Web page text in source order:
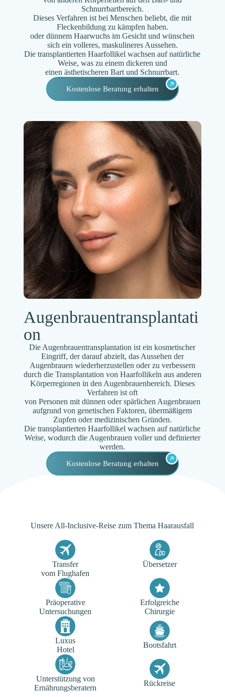
Schnurrbartbereich.
Dieses Verfahren ist bei Menschen beliebt, die mit
Fleckenbildung zu kämpfen haben.
oder dünnem Haarwuchs im Gesicht und wünschen
sich ein volleres, maskulineres Aussehen.
Die transplantierten Haarfollikel wachsen auf natürliche
Weise, was zu einem dickeren und
einen ästhetischeren Bart und Schnurrbart.
Kostenlose Beratung erhalten
Augenbrauentransplantati
on
Die Augenbrauentransplantation ist ein kosmetischer
Eingriff, der darauf abzielt, das Aussehen der
Augenbrauen wiederherzustellen oder zu verbessern
durch die Transplantation von Haarfollikeln aus anderen
Körperregionen in den Augenbrauenbereich. Dieses
Verfahren ist oft
von Personen mit dünnen oder spärlichen Augenbrauen
aufgrund von genetischen Faktoren, übermäßigem
Zupfen oder medizinischen Gründen.
Die transplantierten Haarfollikel wachsen auf natürliche
Weise, wodurch die Augenbrauen voller und definierter
werden.
Kostenlose Beratung erhalten
Unsere All-Inclusive-Reise zum Thema Haarausfall
Transfer
vom Flughafen
Übersetzer
Präoperative
Untersuchungen
Erfolgreiche
Chirurgie
Luxus
Hotel
Bootsfahrt
Unterstützung von
Ernährungsberatern
Rückreise